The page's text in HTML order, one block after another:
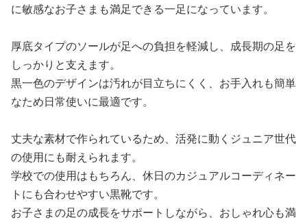
に敏感なお子さまも満足できる一足になっています。
厚底タイプのソールが足への負担を軽減し、成長期の足を
しっかりと支えます。
黒一色のデザインは汚れが目立ちにくく、お手入れも簡単
なため日常使いに最適です。
丈夫な素材で作られているため、活発に動くジュニア世代
の使用にも耐えられます。
学校での使用はもちろん、休日のカジュアルコーディネー
トにも合わせやすい黒靴です。
お子さまの足の成長をサポートしながら、おしゃれ心も満